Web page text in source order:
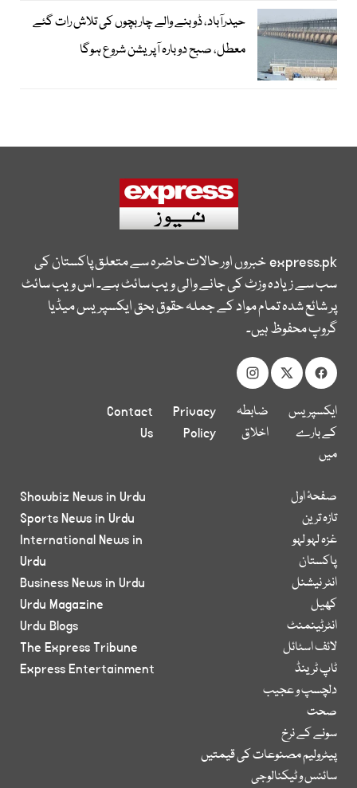
حیدرآباد، ڈوبنے والے چار بچوں کی تلاش رات گئے
معطل، صبح دوبارہ آپریشن شروع ہوگا
express.pkخبروں اور حالات حاضرہ سے متعلق پاکستان کی
سب سے زیادہ وزٹ کی جانے والی ویب سائٹ ہے۔ اس ویب سائٹ
پر شائع شدہ تمام مواد کے جملہ حقوق بحق ایکسپریس میڈیا
گروپ محفوظ ہیں۔
ایکسپریس
کے بارے
میں
ضابطہ
اخلاق
Privacy
Policy
Contact
Us
صفحۂ اول
تازہ ترین
غزہ لہو لہو
پاکستان
انٹر نیشنل
کھیل
انٹرٹینمنٹ
لائف اسٹائل
ٹاپ ٹرینڈ
دلچسپ و عجیب
صحت
سونے کے نرخ
پیٹرولیم مصنوعات کی قیمتیں
سائنس و ٹیکنالوجی
Showbiz News in Urdu
Sports News in Urdu
International News in
Urdu
Business News in Urdu
Urdu Magazine
Urdu Blogs
The Express Tribune
Express Entertainment